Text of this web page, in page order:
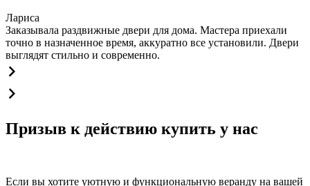
Лариса
Заказывала раздвижные двери для дома. Мастера приехали
точно в назначенное время, аккуратно все установили. Двери
выглядят стильно и современно.
Призыв к действию купить у нас
Если вы хотите уютную и функциональную веранду на вашей